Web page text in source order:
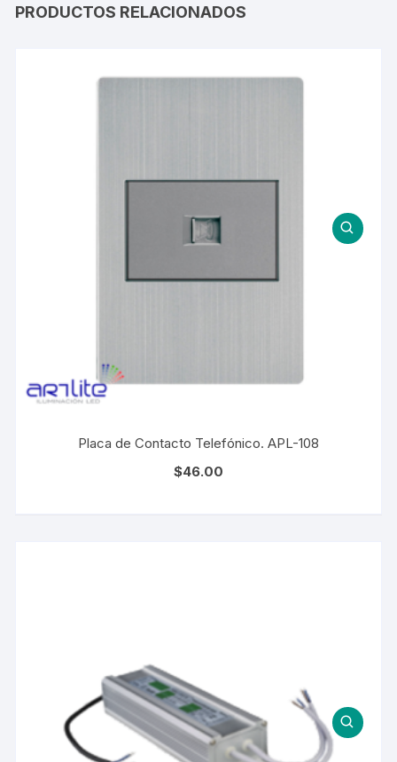
PRODUCTOS RELACIONADOS
Placa de Contacto Telefónico. APL-108
$46.00